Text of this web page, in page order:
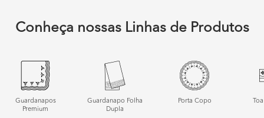
Conheça nossas Linhas de Produtos
Guardanapos
Premium
Guardanapo Folha
Dupla
Porta Copo